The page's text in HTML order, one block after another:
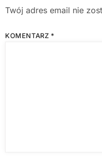
Twój adres email nie
KOMENTARZ *